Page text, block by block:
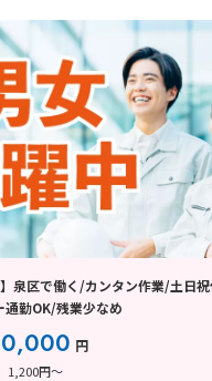
】泉区で働く/カンタン作業/土日
通勤OK/残業少なめ
円
1,200円～